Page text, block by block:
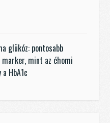
glükóz: pontosabb
mint az éhomi
HbA1c